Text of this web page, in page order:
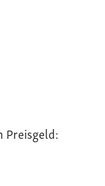
Preisgeld: